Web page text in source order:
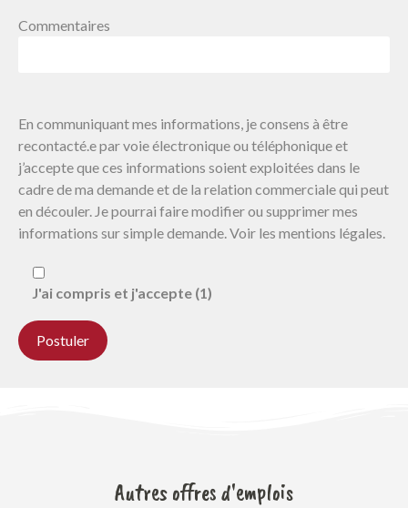
Commentaires
En communiquant mes informations, je consens à être
recontacté.e par voie électronique ou téléphonique et
j’accepte que ces informations soient exploitées dans le
cadre de ma demande et de la relation commerciale qui peut
en découler. Je pourrai faire modifier ou supprimer mes
informations sur simple demande. Voir les mentions légales.
J'ai compris et j'accepte (1)
Autres offres d'emplois